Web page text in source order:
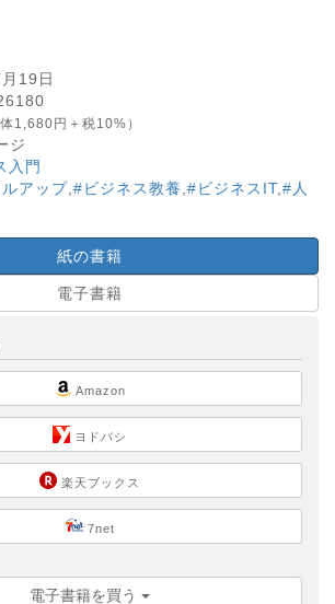
19日
体1,680円＋税10%）
ジ
入門
アップ #ビジネス教養 #ビジネスIT, #人
紙の書籍
電子書籍
Amazon
ヨドバシ
楽天ブックス
7net
電子書籍を買う